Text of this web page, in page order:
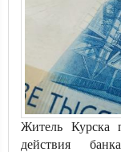
Житель Курска
действия